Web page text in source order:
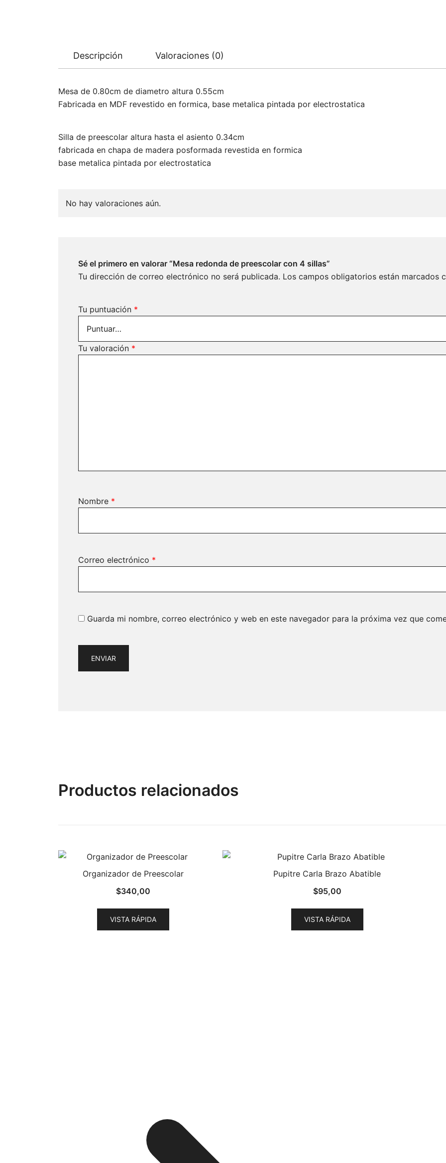
Descripción Valoraciones (0)
Mesa de 0.80cm de diametro altura 0.55cm
Fabricada en MDF revestido en formica, base metalica pintada por electrostatica
Silla de preescolar altura hasta el asiento 0.34cm
fabricada en chapa de madera posformada revestida en formica
base metalica pintada por electrostatica
No hay valoraciones aún.
Sé el primero en valorar “Mesa redonda de preescolar con 4 sillas”
Tu dirección de correo electrónico no será publicada. Los campos obligatorios están marcados
Tu puntuación *
Tu valoración *
Nombre *
Correo electrónico *
Guarda mi nombre, correo electrónico y web en este navegador para la próxima vez que
Productos relacionados
Organizador de Preescolar
$340,00
VISTA RÁPIDA
Pupitre Carla Brazo Abatible
$95,00
VISTA RÁPIDA